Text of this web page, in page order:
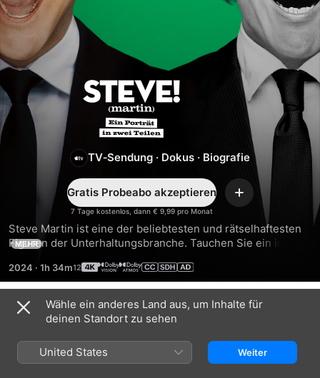
STEVE!
(martin):
Ein
Porträt
in
zwei
Teilen
TV‑Sendung · Dokus · Biografie
7 Tage kostenlos, dann € 9,99 pro Monat
Gratis Probeabo akzeptieren Hinzufügen
Steve Martin ist eine der beliebtesten und rätselhaftesten
Figuren der Unterhaltungsbranche. Tauchen Sie ein in
verschiedenen Blickwinkeln - der Vergangenheit und der
Gegenwart - während Martin darüber nachdenkt, wie seine
Anfänge zu seinem unerwartet erfüllten Leben heute
führten.
MEHR
2024 · 1h 34m
Staffel 1
Wähle ein anderes Land aus, um Inhalte für
deinen Standort zu sehen
United States Weiter